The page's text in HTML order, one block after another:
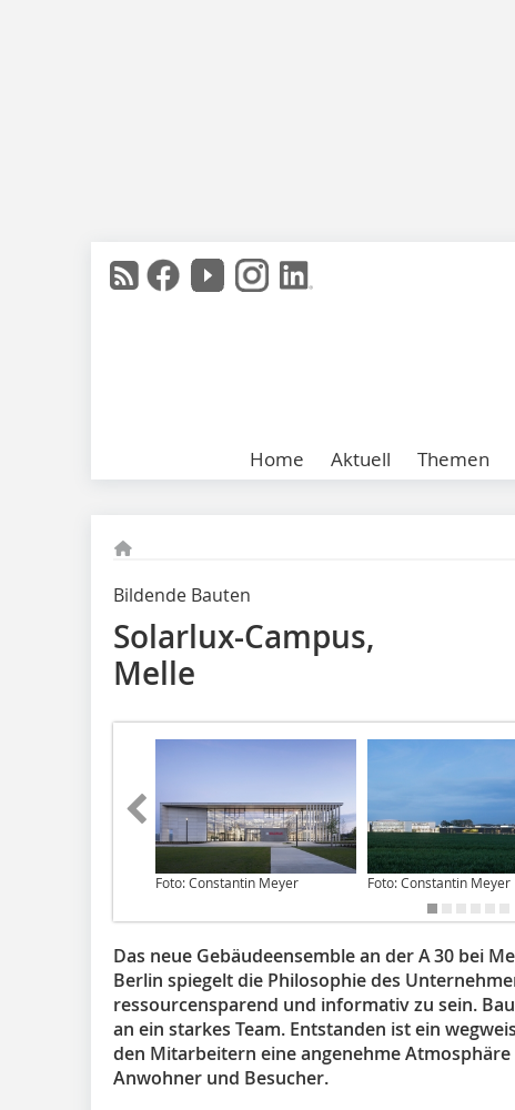
Home Aktuell Themen
Bildende Bauten
Solarlux-Campus,
Melle
Foto: Constantin Meyer Foto: Constantin Meyer
Das neue Gebäudeensemble an der A 30 bei
Berlin spiegelt die Philosophie des
ressourcensparend und informativ zu sein.
an ein starkes Team. Entstanden ist ein
den Mitarbeitern eine angenehme
Anwohner und Besucher.